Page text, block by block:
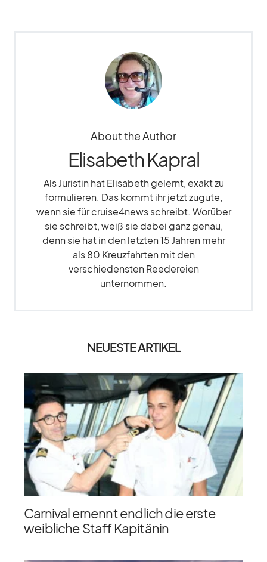
About the Author
Elisabeth Kapral
Als Juristin hat Elisabeth gelernt, exakt zu
formulieren. Das kommt ihr jetzt zugute,
wenn sie für cruise4news schreibt. Worüber
sie schreibt, weiß sie dabei ganz genau,
denn sie hat in den letzten 15 Jahren mehr
als 80 Kreuzfahrten mit den
verschiedensten Reedereien
unternommen.
NEUESTE ARTIKEL
Carnival ernennt endlich die erste
weibliche Staff Kapitänin